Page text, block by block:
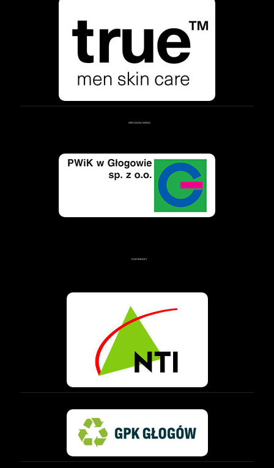
OFICJALNA WODA
PARTNERZY